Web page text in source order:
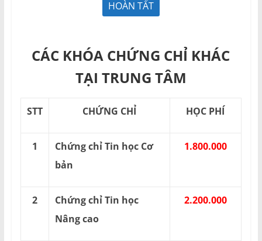
CÁC KHÓA CHỨNG CHỈ KHÁC
TẠI TRUNG TÂM
STT CHỨNG CHỈ HỌC PHÍ
1
Chứng chỉ Tin học Cơ
bản
1.800.000
2
Chứng chỉ Tin học
Nâng cao
2.200.000